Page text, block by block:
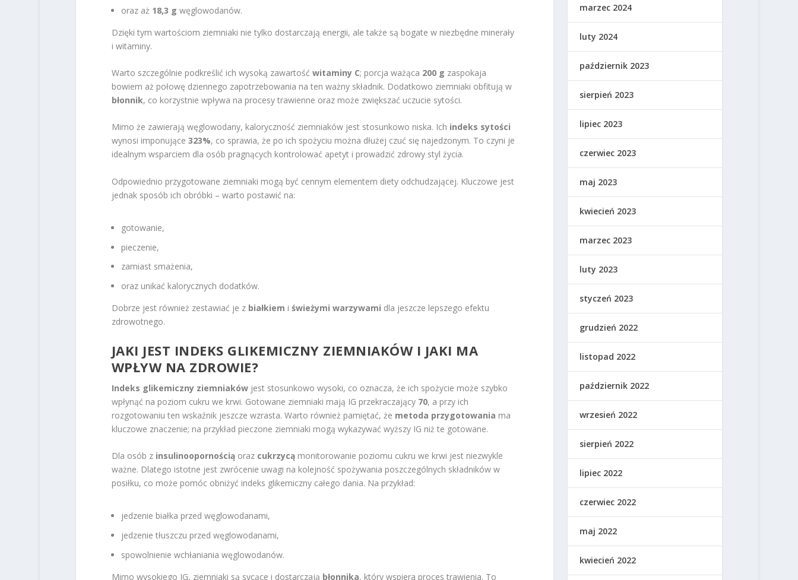
oraz aż 18,3 g węglowodanów.
Dzięki tym wartościom ziemniaki nie tylko dostarczają energii, ale także są bogate w niezbędne minerały
i witaminy.
Warto szczególnie podkreślić ich wysoką zawartość witaminy C; porcja ważąca 200 g zaspokaja
bowiem aż połowę dziennego zapotrzebowania na ten ważny składnik. Dodatkowo ziemniaki obfitują w
błonnik, co korzystnie wpływa na procesy trawienne oraz może zwiększać uczucie sytości.
Mimo że zawierają węglowodany, kaloryczność ziemniaków jest stosunkowo niska. Ich indeks sytości
wynosi imponujące 323%, co sprawia, że po ich spożyciu można dłużej czuć się najedzonym. To czyni je
idealnym wsparciem dla osób pragnących kontrolować apetyt i prowadzić zdrowy styl życia.
Odpowiednio przygotowane ziemniaki mogą być cennym elementem diety odchudzającej. Kluczowe jest
jednak sposób ich obróbki – warto postawić na:
gotowanie,
pieczenie,
zamiast smażenia,
oraz unikać kalorycznych dodatków.
Dobrze jest również zestawiać je z białkiem i świeżymi warzywami dla jeszcze lepszego efektu
zdrowotnego.
JAKI JEST INDEKS GLIKEMICZNY ZIEMNIAKÓW I JAKI MA
WPŁYW NA ZDROWIE?
Indeks glikemiczny ziemniakówjest stosunkowo wysoki, co oznacza, że ich spożycie może szybko
wpłynąć na poziom cukru we krwi. Gotowane ziemniaki mają IG przekraczający 70, a przy ich
rozgotowaniu ten wskaźnik jeszcze wzrasta. Warto również pamiętać, że metoda przygotowania ma
kluczowe znaczenie; na przykład pieczone ziemniaki mogą wykazywać wyższy IG niż te gotowane.
Dla osób z insulinoopornościąoraz cukrzycąmonitorowanie poziomu cukru we krwi jest niezwykle
ważne. Dlatego istotne jest zwrócenie uwagi na kolejność spożywania poszczególnych składników w
posiłku, co może pomóc obniżyć indeks glikemiczny całego dania. Na przykład:
jedzenie białka przed węglowodanami,
jedzenie tłuszczu przed węglowodanami,
spowolnienie wchłaniania węglowodanów.
Mimo wysokiego IG, ziemniaki są sycące i dostarczają błonnika, który wspiera proces trawienia. To
marzec 2024
luty 2024
październik 2023
sierpień 2023
lipiec 2023
czerwiec 2023
maj 2023
kwiecień 2023
marzec 2023
luty 2023
styczeń 2023
grudzień 2022
listopad 2022
październik 2022
wrzesień 2022
sierpień 2022
lipiec 2022
czerwiec 2022
maj 2022
kwiecień 2022